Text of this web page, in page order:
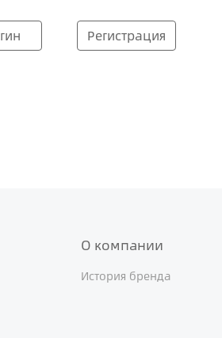
Регистрация
О компании
История бренда